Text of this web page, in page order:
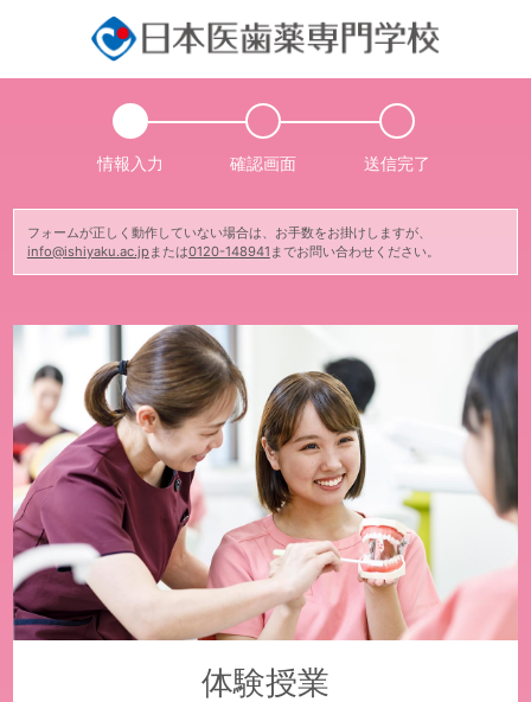
情報入力 確認画面 送信完了
フォームが正しく動作していない場合は、お手数をお掛けしますが、
info@ishiyaku.ac.jpまたは0120-148941 までお問い合わせください。
体験授業